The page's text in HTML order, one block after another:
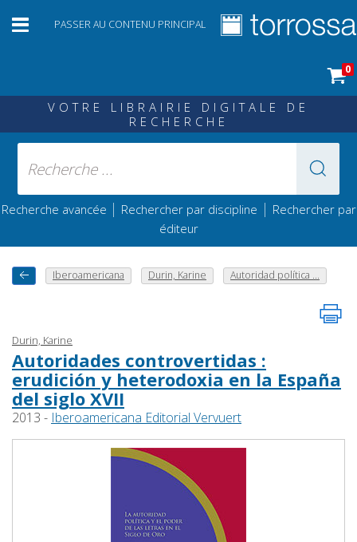
PASSER AU CONTENU PRINCIPAL
0
VOTRE LIBRAIRIE DIGITALE DE
RECHERCHE
Recherche avancée | Rechercher par discipline | Rechercher par
éditeur
Iberoamericana Durin, Karine Autoridad política ...
Durin, Karine
Autoridades controvertidas :
erudición y heterodoxia en la España
del siglo XVII
2013 - Iberoamericana Editorial Vervuert